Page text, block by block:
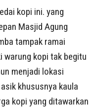
kopi ini. yang
Masjid Agung
tampak ramai
warung kopi tak begitu
menjadi lokasi
khususnya kaula
kopi yang ditawarkan